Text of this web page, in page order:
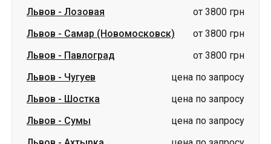
Львов - Лозовая
от 3800 грн
Львов - Самар (Новомосковск)
от 3800 грн
Львов - Павлоград
от 3800 грн
Львов - Чугуев
цена по запросу
Львов - Шостка
цена по запросу
Львов - Сумы
цена по запросу